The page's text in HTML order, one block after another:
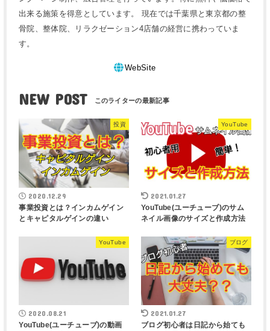
出来る施策を得意としています。 現在では千葉県と東京都の整
骨院、整体院、リラクゼーション4店舗の経営に携わっていま
す。
WebSite
NEW POST
投資
2020.12.29
事業投資とは？インカムゲイン
とキャピタルゲインの違い
YouTube
2021.01.27
YouTube(ユーチューブ)のサム
ネイル画像のサイズと作成方法
YouTube
2020.08.21
YouTube(ユーチューブ)の動画
ブログ
2021.01.27
ブログ初心者は日記から始ても